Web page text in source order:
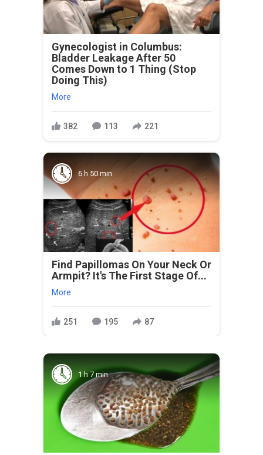
Gynecologist in Columbus:
Bladder Leakage After 50
Comes Down to 1 Thing (Stop
Doing This)
More
382 113 221
6 h 50 min
Find Papillomas On Your Neck Or
Armpit? It's The First Stage Of...
More
251 195 87
1 h 7 min